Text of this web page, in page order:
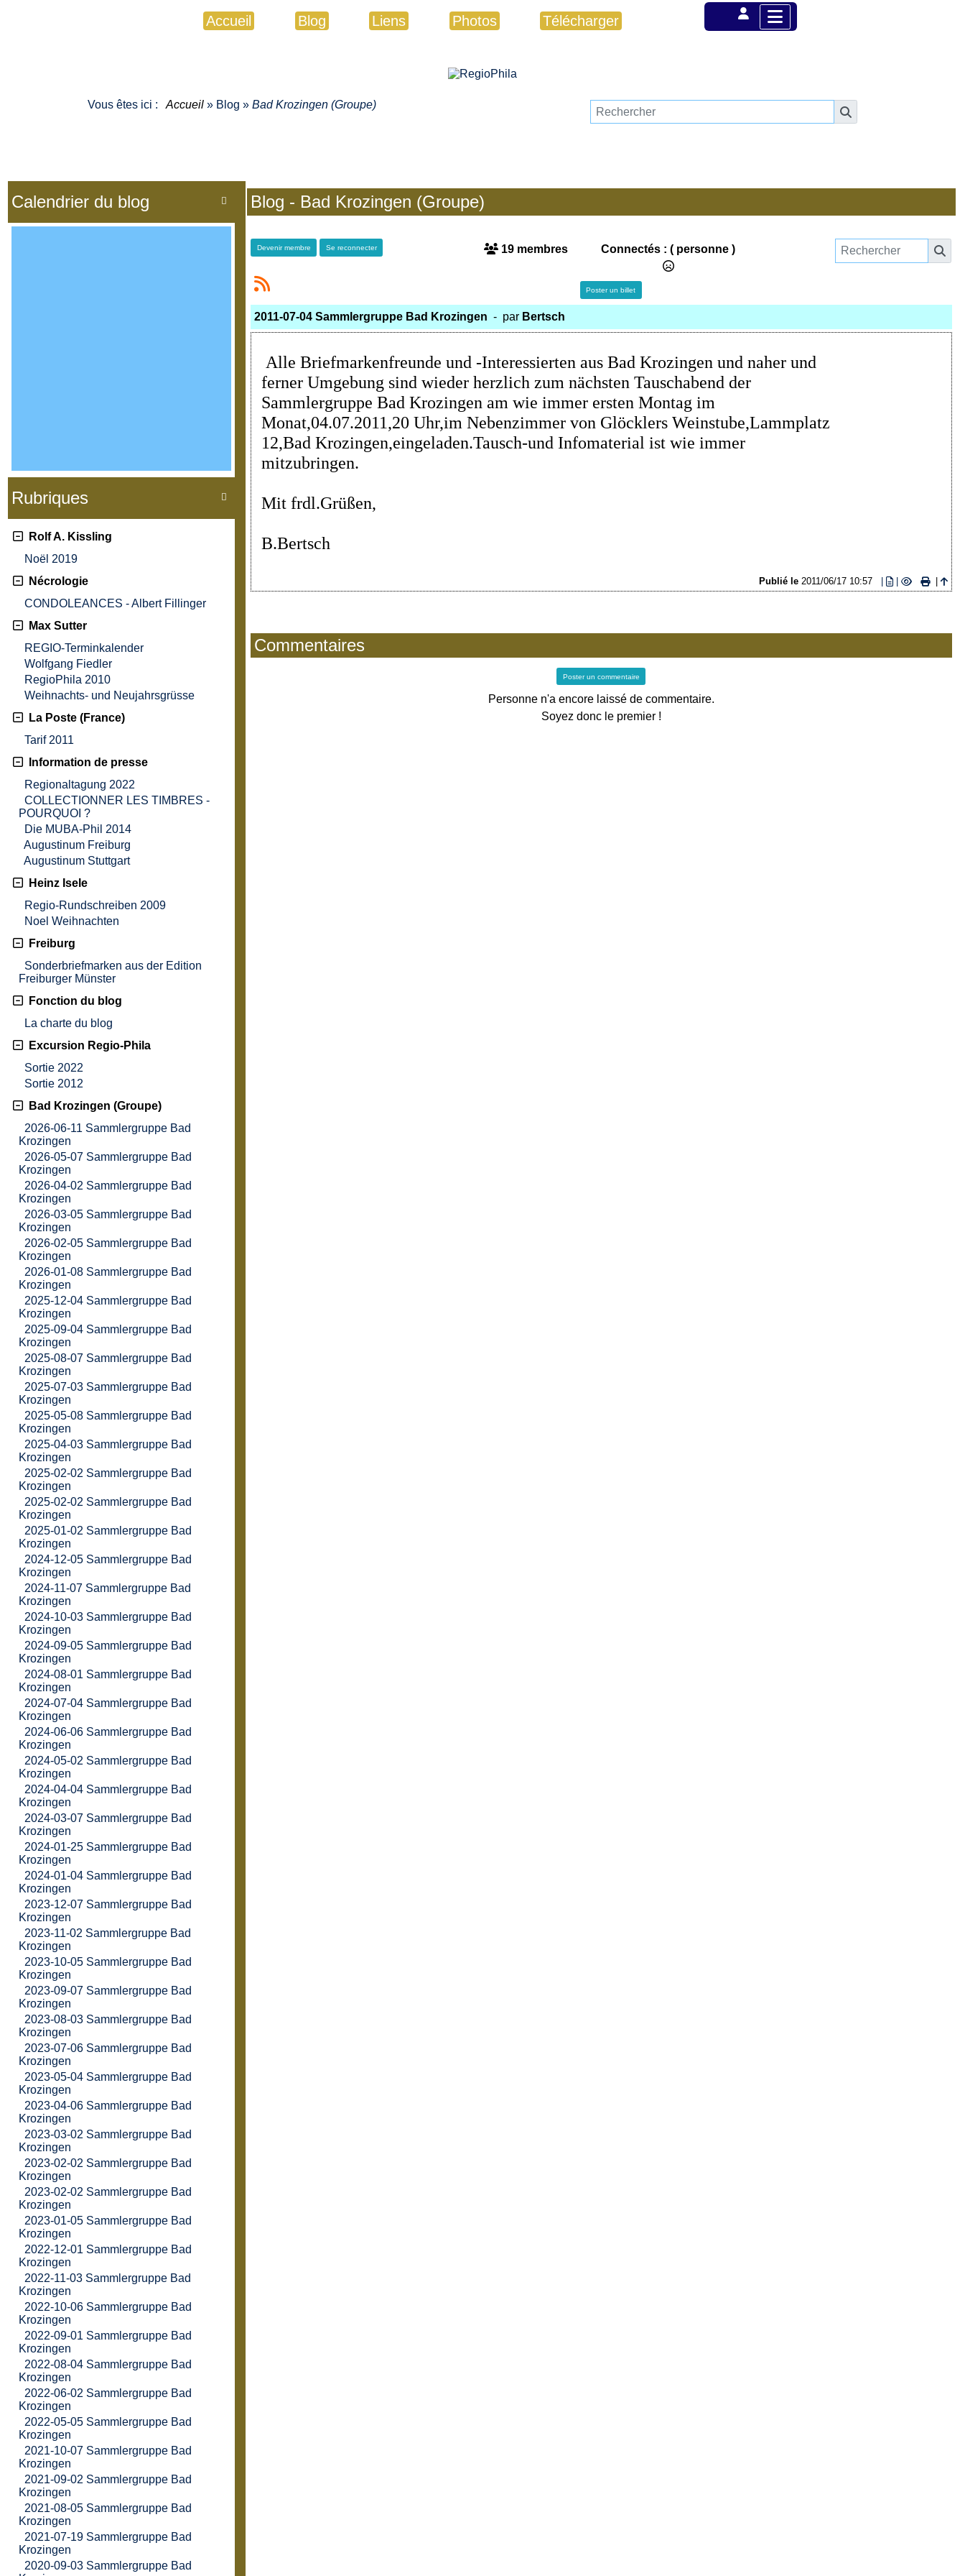
Accueil Blog Liens Photos Télécharger
Vous êtes ici : Accueil » Blog » Bad Krozingen (Groupe)

Calendrier du blog

Rubriques
Rolf A. Kissling
Noël 2019
Nécrologie
CONDOLEANCES - Albert Fillinger
Max Sutter
REGIO-Terminkalender
Wolfgang Fiedler
RegioPhila 2010
Weihnachts- und Neujahrsgrüsse
La Poste (France)
Tarif 2011
Information de presse
Regionaltagung 2022
COLLECTIONNER LES TIMBRES -
POURQUOI ?
Die MUBA-Phil 2014
Augustinum Freiburg
Augustinum Stuttgart
Heinz Isele
Regio-Rundschreiben 2009
Noel Weihnachten
Freiburg
Sonderbriefmarken aus der Edition
Freiburger Münster
Fonction du blog
La charte du blog
Excursion Regio-Phila
Sortie 2022
Sortie 2012
Bad Krozingen (Groupe)
2026-06-11 Sammlergruppe Bad
Krozingen
2026-05-07 Sammlergruppe Bad
Krozingen
2026-04-02 Sammlergruppe Bad
Krozingen
2026-03-05 Sammlergruppe Bad
Krozingen
2026-02-05 Sammlergruppe Bad
Krozingen
2026-01-08 Sammlergruppe Bad
Krozingen
2025-12-04 Sammlergruppe Bad
Krozingen
2025-09-04 Sammlergruppe Bad
Krozingen
2025-08-07 Sammlergruppe Bad
Krozingen
2025-07-03 Sammlergruppe Bad
Krozingen
2025-05-08 Sammlergruppe Bad
Krozingen
2025-04-03 Sammlergruppe Bad
Krozingen
2025-02-02 Sammlergruppe Bad
Krozingen
2025-02-02 Sammlergruppe Bad
Krozingen
2025-01-02 Sammlergruppe Bad
Krozingen
2024-12-05 Sammlergruppe Bad
Krozingen
2024-11-07 Sammlergruppe Bad
Krozingen
2024-10-03 Sammlergruppe Bad
Krozingen
2024-09-05 Sammlergruppe Bad
Krozingen
2024-08-01 Sammlergruppe Bad
Krozingen
2024-07-04 Sammlergruppe Bad
Krozingen
2024-06-06 Sammlergruppe Bad
Krozingen
2024-05-02 Sammlergruppe Bad
Krozingen
2024-04-04 Sammlergruppe Bad
Krozingen
2024-03-07 Sammlergruppe Bad
Krozingen
2024-01-25 Sammlergruppe Bad
Krozingen
2024-01-04 Sammlergruppe Bad
Krozingen
2023-12-07 Sammlergruppe Bad
Krozingen
2023-11-02 Sammlergruppe Bad
Krozingen
2023-10-05 Sammlergruppe Bad
Krozingen
2023-09-07 Sammlergruppe Bad
Krozingen
2023-08-03 Sammlergruppe Bad
Krozingen
2023-07-06 Sammlergruppe Bad
Krozingen
2023-05-04 Sammlergruppe Bad
Krozingen
2023-04-06 Sammlergruppe Bad
Krozingen
2023-03-02 Sammlergruppe Bad
Krozingen
2023-02-02 Sammlergruppe Bad
Krozingen
2023-02-02 Sammlergruppe Bad
Krozingen
2023-01-05 Sammlergruppe Bad
Krozingen
2022-12-01 Sammlergruppe Bad
Krozingen
2022-11-03 Sammlergruppe Bad
Krozingen
2022-10-06 Sammlergruppe Bad
Krozingen
2022-09-01 Sammlergruppe Bad
Krozingen
2022-08-04 Sammlergruppe Bad
Krozingen
2022-06-02 Sammlergruppe Bad
Krozingen
2022-05-05 Sammlergruppe Bad
Krozingen
2021-10-07 Sammlergruppe Bad
Krozingen
2021-09-02 Sammlergruppe Bad
Krozingen
2021-08-05 Sammlergruppe Bad
Krozingen
2021-07-19 Sammlergruppe Bad
Krozingen
2020-09-03 Sammlergruppe Bad
Blog - Bad Krozingen (Groupe)
Devenir membre Se reconnecter 19 membres Connectés : ( personne )
Poster un billet
2011-07-04 Sammlergruppe Bad Krozingen - par Bertsch
Alle Briefmarkenfreunde und -Interessierten aus Bad Krozingen und naher und
ferner Umgebung sind wieder herzlich zum nächsten Tauschabend der
Sammlergruppe Bad Krozingen am wie immer ersten Montag im
Monat,04.07.2011,20 Uhr,im Nebenzimmer von Glöcklers Weinstube,Lammplatz
12,Bad Krozingen,eingeladen.Tausch-und Infomaterial ist wie immer
mitzubringen.
Mit frdl.Grüßen,
B.Bertsch
Publié le 2011/06/17 10:57
Commentaires
Poster un commentaire
Personne n'a encore laissé de commentaire.
Soyez donc le premier !